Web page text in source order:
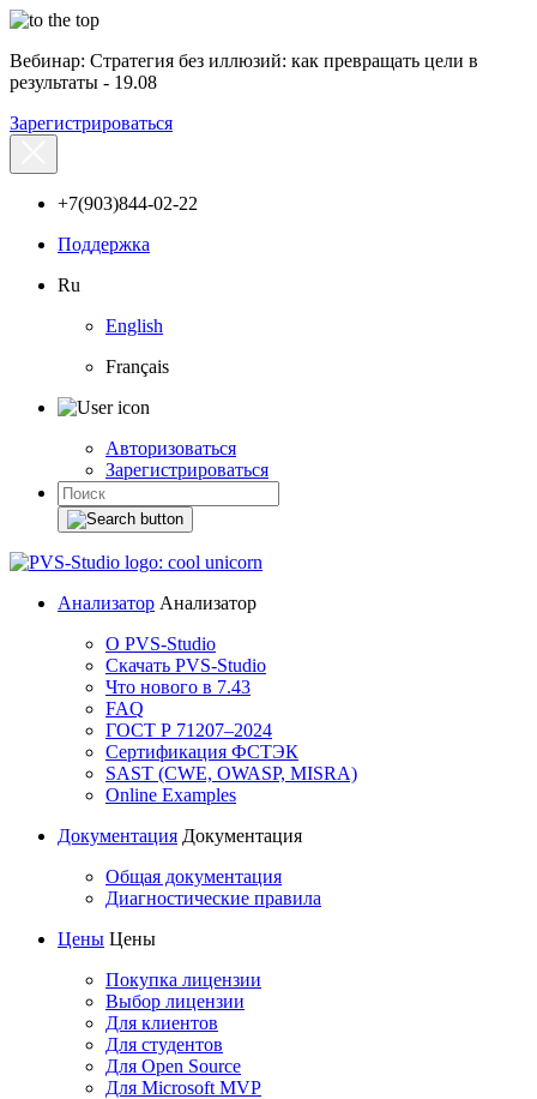
Вебинар: Стратегия без иллюзий: как превращать цели в
результаты - 19.08
Зарегистрироваться
+7(903)844-02-22
Поддержка
Ru
English
Français
Авторизоваться
Зарегистрироваться
Анализатор Анализатор
О PVS-Studio
Скачать PVS-Studio
Что нового в 7.43
FAQ
ГОСТ Р 71207–2024
Сертификация ФСТЭК
SAST (CWE, OWASP, MISRA)
Online Examples
Документация Документация
Общая документация
Диагностические правила
Цены Цены
Покупка лицензии
Выбор лицензии
Для клиентов
Для студентов
Для Open Source
Для Microsoft MVP